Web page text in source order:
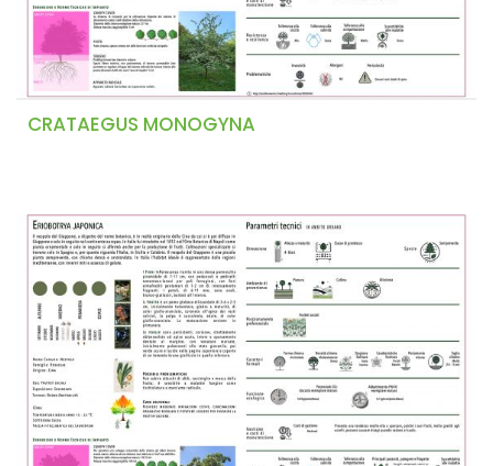
CRATAEGUS MONOGYNA